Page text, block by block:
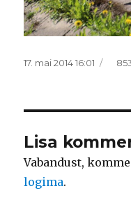
Postitatud
17. mai 2014 16:01
Lisa
Vabandust,
logima.